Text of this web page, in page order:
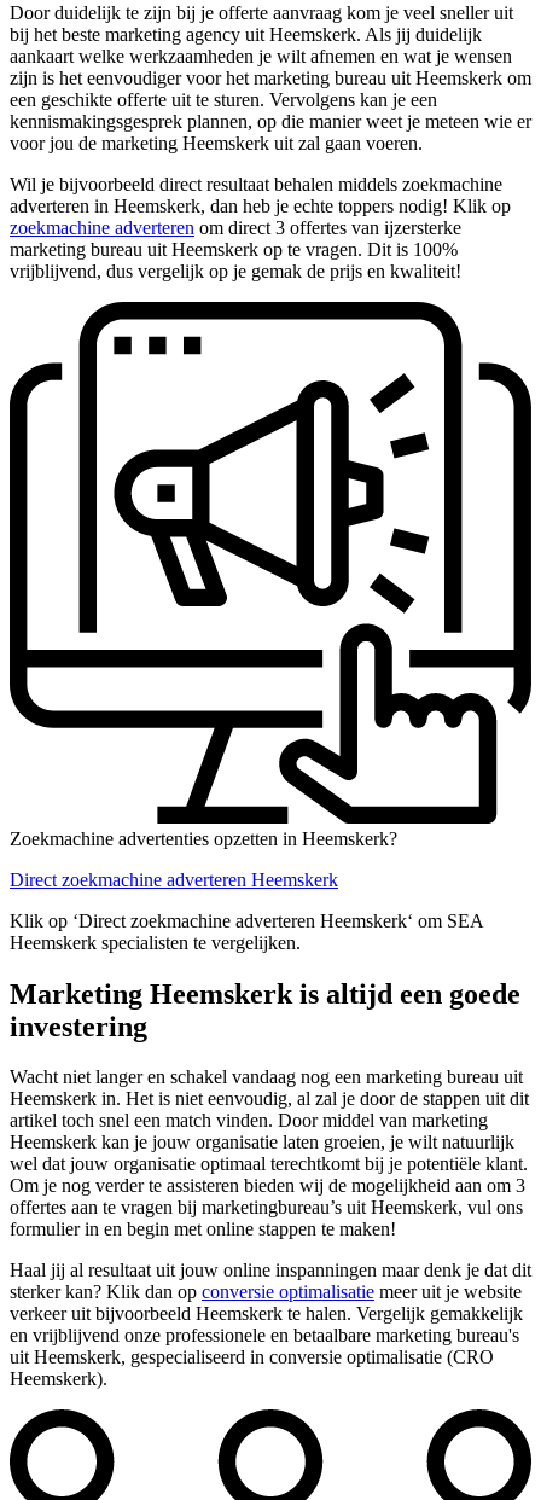
Door duidelijk te zijn bij je offerte aanvraag kom je veel sneller uit
bij het beste marketing agency uit Heemskerk. Als jij duidelijk
aankaart welke werkzaamheden je wilt afnemen en wat je wensen
zijn is het eenvoudiger voor het marketing bureau uit Heemskerk om
een geschikte offerte uit te sturen. Vervolgens kan je een
kennismakingsgesprek plannen, op die manier weet je meteen wie er
voor jou de marketing Heemskerk uit zal gaan voeren.
Wil je bijvoorbeeld direct resultaat behalen middels zoekmachine
adverteren in Heemskerk, dan heb je echte toppers nodig! Klik op
zoekmachine adverteren om direct 3 offertes van ijzersterke
marketing bureau uit Heemskerk op te vragen. Dit is 100%
vrijblijvend, dus vergelijk op je gemak de prijs en kwaliteit!
Zoekmachine advertenties opzetten in Heemskerk?
Direct zoekmachine adverteren Heemskerk
Klik op ‘Direct zoekmachine adverteren Heemskerk‘ om SEA
Heemskerk specialisten te vergelijken.
Marketing Heemskerk is altijd een goede
investering
Wacht niet langer en schakel vandaag nog een marketing bureau uit
Heemskerk in. Het is niet eenvoudig, al zal je door de stappen uit dit
artikel toch snel een match vinden. Door middel van marketing
Heemskerk kan je jouw organisatie laten groeien, je wilt natuurlijk
wel dat jouw organisatie optimaal terechtkomt bij je potentiële klant.
Om je nog verder te assisteren bieden wij de mogelijkheid aan om 3
offertes aan te vragen bij marketingbureau’s uit Heemskerk, vul ons
formulier in en begin met online stappen te maken!
Haal jij al resultaat uit jouw online inspanningen maar denk je dat dit
sterker kan? Klik dan op conversie optimalisatie meer uit je website
verkeer uit bijvoorbeeld Heemskerk te halen. Vergelijk gemakkelijk
en vrijblijvend onze professionele en betaalbare marketing bureau's
uit Heemskerk, gespecialiseerd in conversie optimalisatie (CRO
Heemskerk).